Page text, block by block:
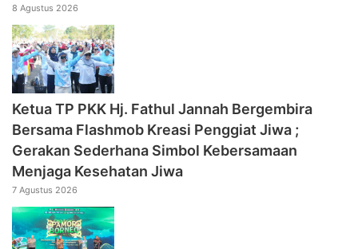
8 Agustus 2026
‎Ketua TP PKK Hj. Fathul Jannah Bergembira
Bersama Flashmob Kreasi Penggiat Jiwa ;
Gerakan Sederhana Simbol Kebersamaan
Menjaga Kesehatan Jiwa
7 Agustus 2026